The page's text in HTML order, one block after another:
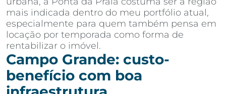
mais indicada dentro do meu portfólio atual,
especialmente para quem também pensa em
locação por temporada como forma de
rentabilizar o imóvel.
Campo Grande: custo-
benefício com boa